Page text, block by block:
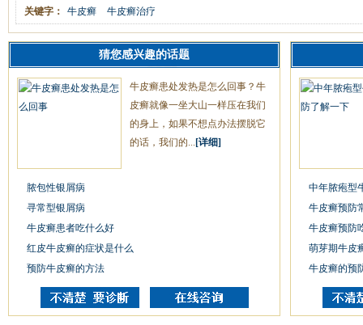
关键字： 牛皮癣 牛皮癣治疗
猜您感兴趣的话题
牛皮癣患处发热是怎么回事？牛
皮癣就像一坐大山一样压在我们
的身上，如果不想点办法摆脱它
的话，我们的... [详细]
脓包性银屑病
寻常型银屑病
牛皮癣患者吃什么好
红皮牛皮癣的症状是什么
预防牛皮癣的方法
中年脓疱型
牛皮癣预防
牛皮癣预防
萌芽期牛皮
牛皮癣的预